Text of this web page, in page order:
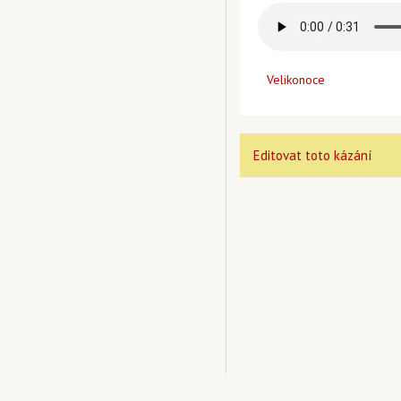
Velikonoce
Editovat toto kázání